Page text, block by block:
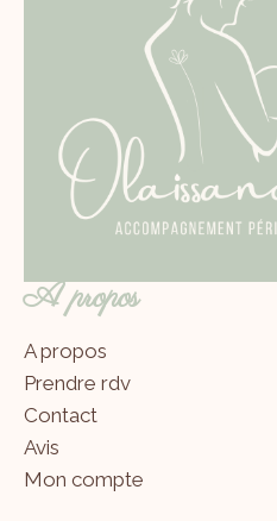
A propos
A propos
Prendre rdv
Contact
Avis
Mon compte